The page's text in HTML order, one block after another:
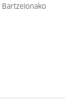
Bartzelonako